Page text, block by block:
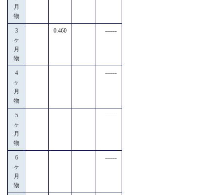
月
物
3
ヶ
月
物
0.460 ------
4
ヶ
月
物
------
5
ヶ
月
物
------
6
ヶ
月
物
------